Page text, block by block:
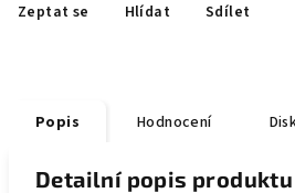
Zeptat se Hlídat Sdílet
Popis Hodnocení
Detailní popis produktu